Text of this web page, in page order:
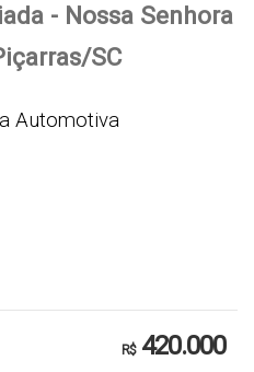
- Nossa Senhora
SC
Automotiva
na cidade de
R$420.000